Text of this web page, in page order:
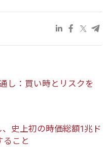
し：買い時とリスクを
史上初の時価総額1兆ド
ること